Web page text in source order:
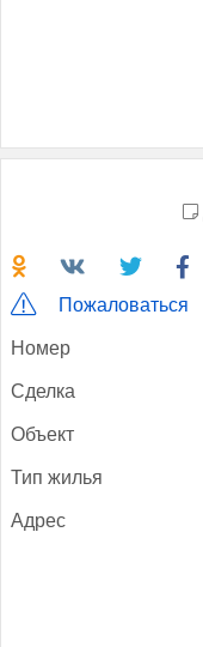
Пожаловаться
Но­мер
Сдел­ка
Объ­ект
Тип жилья
Ад­рес